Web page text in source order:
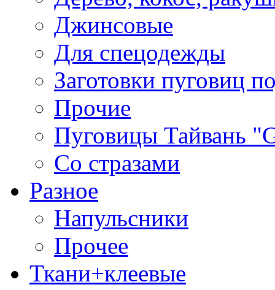
Джинсовые
Для спецодежды
Заготовки пуговиц
Прочие
Пуговицы Тайвань
Со стразами
Разное
Напульсники
Прочее
Ткани+клеевые